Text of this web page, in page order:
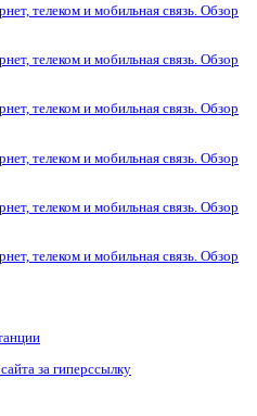
телеком и мобильная связь. Обзор
телеком и мобильная связь. Обзор
телеком и мобильная связь. Обзор
телеком и мобильная связь. Обзор
телеком и мобильная связь. Обзор
телеком и мобильная связь. Обзор
за гиперссылку